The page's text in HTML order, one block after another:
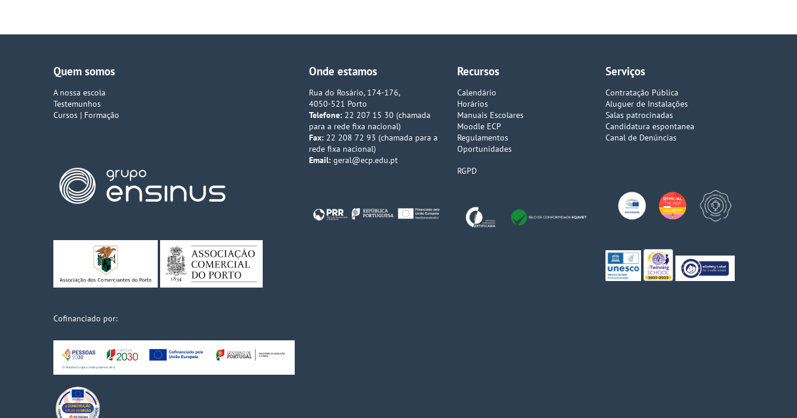
Quem somos
A nossa escola
Testemunhos
Cursos | Formação
Cofinanciado por:
Onde estamos
Rua do Rosário, 174-176,
4050-521 Porto
Telefone:22 207 15 30 (chamada
para a rede fixa nacional)
Fax:22 208 72 93 (chamada para a
rede fixa nacional)
Email: geral@ecp.edu.pt
Recursos
Calendário
Horários
Manuais Escolares
Moodle ECP
Regulamentos
Oportunidades
RGPD
Serviços
Contratação Pública
Aluguer de Instalações
Salas patrocinadas
Candidatura espontanea
Canal de Denúncias